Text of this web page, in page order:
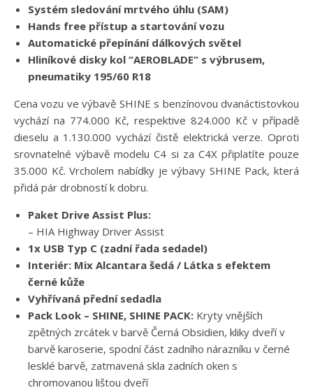
Systém sledování mrtvého úhlu (SAM)
Hands free přístup a startování vozu
Automatické přepínání dálkových světel
Hliníkové disky kol “AEROBLADE” s výbrusem,
pneumatiky 195/60 R18
Cena vozu ve výbavě SHINE s benzínovou dvanáctistovkou
vychází na 774.000 Kč, respektive 824.000 Kč v případě
dieselu a 1.130.000 vychází čistě elektrická verze. Oproti
srovnatelné výbavě modelu C4 si za C4X připlatíte pouze
35.000 Kč. Vrcholem nabídky je výbavy SHINE Pack, která
přidá pár drobností k dobru.
Paket Drive Assist Plus:
– HIA Highway Driver Assist
1x USB Typ C (zadní řada sedadel)
Interiér: Mix Alcantara šedá / Látka s efektem
černé kůže
Vyhřívaná přední sedadla
Pack Look – SHINE, SHINE PACK: Kryty vnějších
zpětných zrcátek v barvě Černá Obsidien, kliky dveří v
barvě karoserie, spodní část zadního nárazníku v černé
lesklé barvě, zatmavená skla zadních oken s
chromovanou lištou dveří